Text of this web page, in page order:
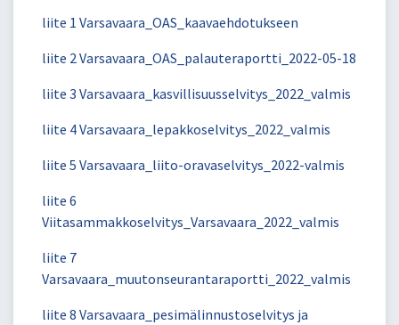
liite 1 Varsavaara_OAS_kaavaehdotukseen
liite 2 Varsavaara_OAS_palauteraportti_2022-05-18
liite 3 Varsavaara_kasvillisuusselvitys_2022_valmis
liite 4 Varsavaara_lepakkoselvitys_2022_valmis
liite 5 Varsavaara_liito-oravaselvitys_2022-valmis
liite 6
Viitasammakkoselvitys_Varsavaara_2022_valmis
liite 7
Varsavaara_muutonseurantaraportti_2022_valmis
liite 8 Varsavaara_pesimälinnustoselvitys ja